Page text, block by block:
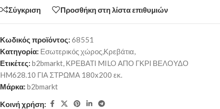
Σύγκριση Προσθήκη στη λίστα επιθυμιών
Κωδικός προϊόντος: 68551
Κατηγορία: Εσωτερικός χώρος,Κρεβάτια,
Ετικέτες: b2bmarkt, ΚΡΕΒΑΤΙ MILO ΑΠΟ ΓΚΡΙ ΒΕΛΟΥΔΟ
HM628.10 ΓΙΑ ΣΤΡΩΜΑ 180x200 εκ.
Μάρκα: b2bmarkt
Κοινή χρήση: